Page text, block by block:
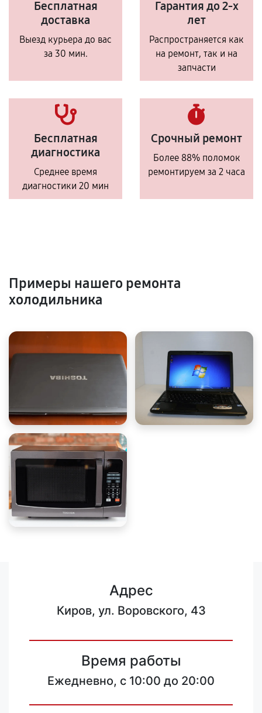
Бесплатная
доставка
Выезд курьера до вас
за 30 мин.
Гарантия до 2-х
лет
Распространяется как
на ремонт, так и на
запчасти
Бесплатная
диагностика
Среднее время
диагностики 20 мин
Срочный ремонт
Более 88% поломок
ремонтируем за 2 часа
Примеры нашего ремонта
холодильника
Адрес
Киров, ул. Воровского, 43
Время работы
Ежедневно, с 10:00 до 20:00